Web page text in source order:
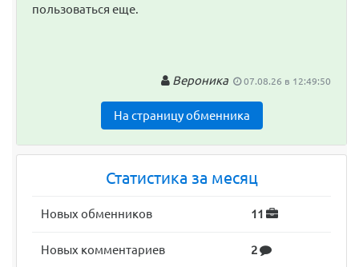
пользоваться еще.
Вероника 07.08.26 в 12:49:50
На страницу обменника
Статистика за месяц
Новых обменников 11
Новых комментариев 2